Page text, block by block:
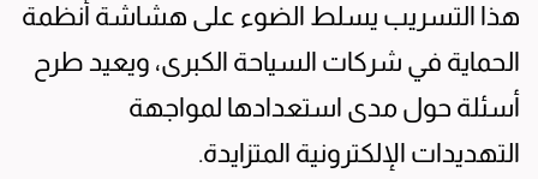
هذا التسريب يسلط الضوء على هشاشة أنظمة
الحماية في شركات السياحة الكبرى، ويعيد طرح
أسئلة حول مدى استعدادها لمواجهة
التهديدات الإلكترونية المتزايدة.